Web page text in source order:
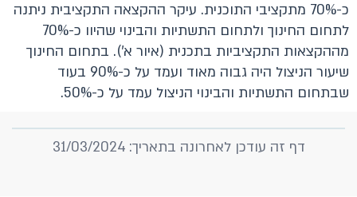
כ-70% מתקציבי התוכנית. עיקר ההקצאה התקציבית ניתנה
לתחום החינוך ולתחום התשתיות והבינוי שהיוו כ-70%
מההקצאות התקציביות בתכנית (איור א'). בתחום החינוך
שיעור הניצול היה גבוה מאוד ועמד על כ-90% בעוד
שבתחום התשתיות והבינוי הניצול עמד על כ-50%.
דף זה עודכן לאחרונה בתאריך: 31/03/2024